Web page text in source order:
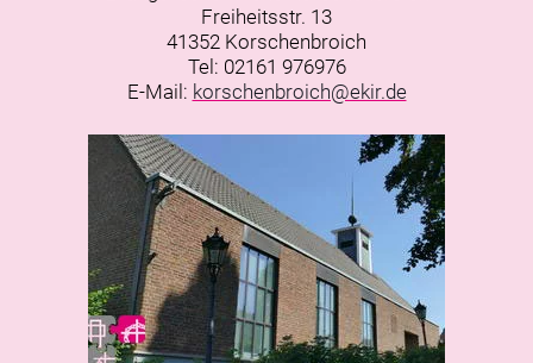
Freiheitsstr. 13
41352 Korschenbroich
Tel: 02161 976976
E-Mail: korschenbroich@ekir.de